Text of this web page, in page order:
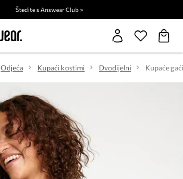
Štedite s Answear Club >
Odjeća Kupaći kostimi Dvodijelni